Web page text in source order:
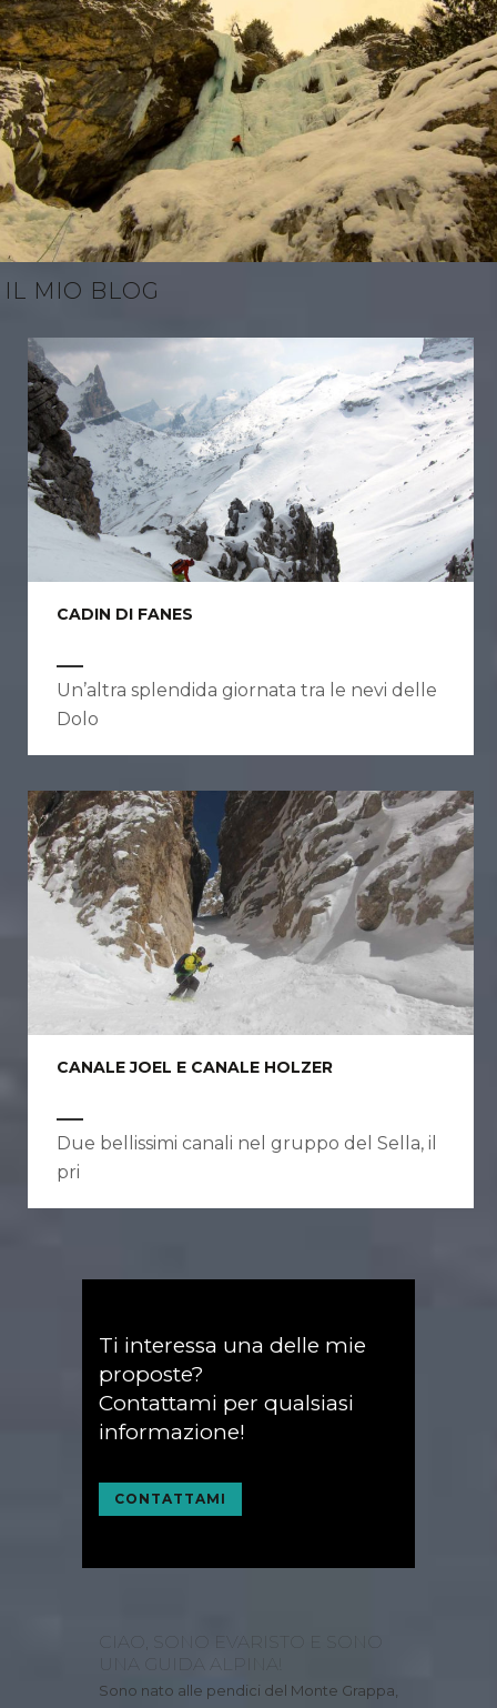
IL MIO BLOG
CADIN DI FANES
Un’altra splendida giornata tra le nevi delle
Dolo
CANALE JOEL E CANALE HOLZER
Due bellissimi canali nel gruppo del Sella, il
pri
Ti interessa una delle mie
proposte?
Contattami per qualsiasi
informazione!
CONTATTAMI
CIAO, SONO EVARISTO E SONO
UNA GUIDA ALPINA!
Sono nato alle pendici del Monte Grappa,